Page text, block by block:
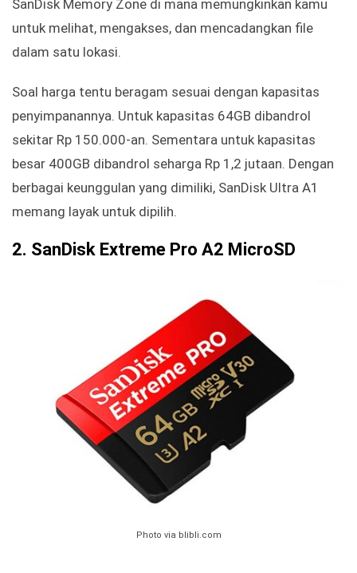
SanDisk Memory Zone di mana memungkinkan kamu
untuk melihat, mengakses, dan mencadangkan file
dalam satu lokasi.
Soal harga tentu beragam sesuai dengan kapasitas
penyimpanannya. Untuk kapasitas 64GB dibandrol
sekitar Rp 150.000-an. Sementara untuk kapasitas
besar 400GB dibandrol seharga Rp 1,2 jutaan. Dengan
berbagai keunggulan yang dimiliki, SanDisk Ultra A1
memang layak untuk dipilih.
2. SanDisk Extreme Pro A2 MicroSD
Photo via blibli.com